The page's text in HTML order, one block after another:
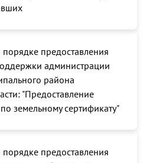
предоставления
администрации
района
"Предоставление
земельному сертификату"
предоставления